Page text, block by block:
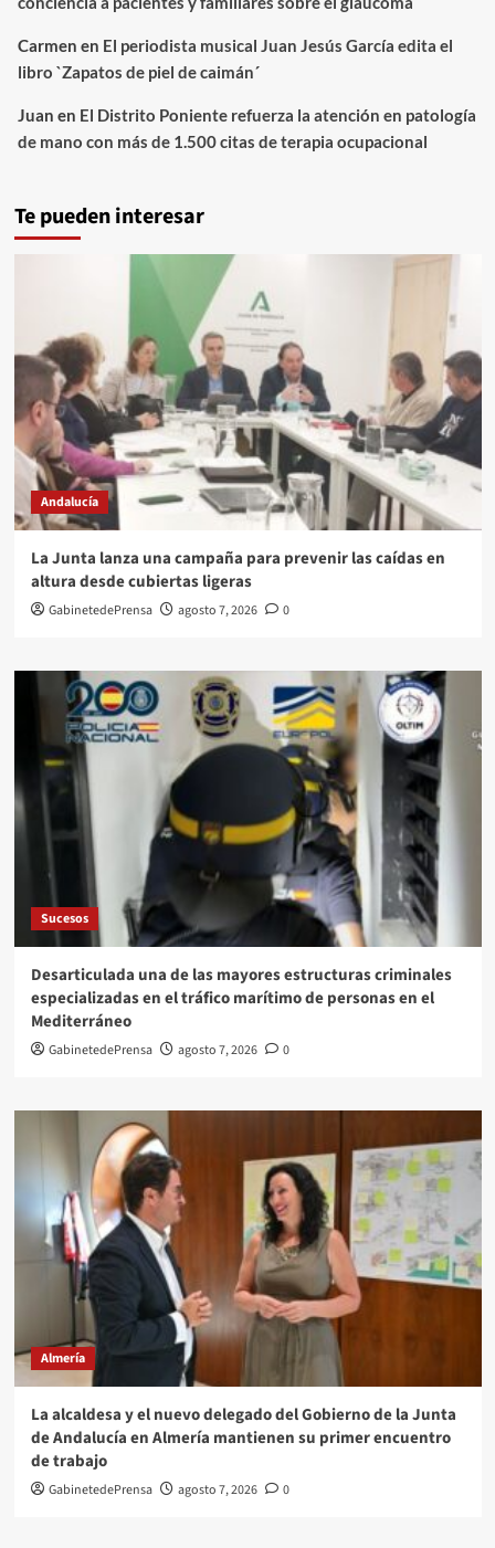
Carmen en El periodista musical Juan Jesús García edita el
libro `Zapatos de piel de caimán´
Juan en El Distrito Poniente refuerza la atención en patología
de mano con más de 1.500 citas de terapia ocupacional
Te pueden interesar
Andalucía
La Junta lanza una campaña para prevenir las caídas en
altura desde cubiertas ligeras
GabinetedePrensa agosto 7, 2026 0
Sucesos
Desarticulada una de las mayores estructuras criminales
especializadas en el tráfico marítimo de personas en el
Mediterráneo
GabinetedePrensa agosto 7, 2026 0
Almería
La alcaldesa y el nuevo delegado del Gobierno de la Junta
de Andalucía en Almería mantienen su primer encuentro
de trabajo
GabinetedePrensa agosto 7, 2026 0